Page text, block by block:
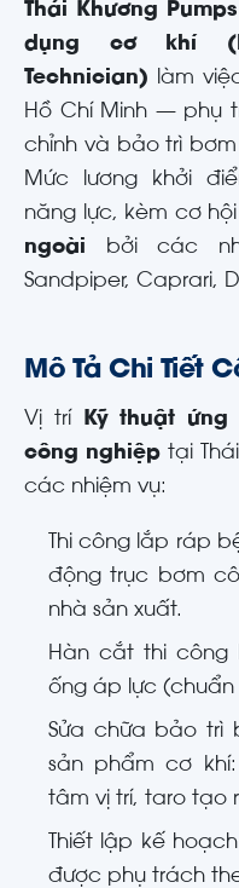
Thái Khương
dụng cơ khí
Technician) làm
Hồ Chí Minh — phụ
chỉnh và bảo trì
Mức lương khởi
năng lực, kèm cơ hội
ngoài bởi các
Sandpiper, Caprari,
Mô Tả Chi Tiết
Vị trí
Kỹ thuật
công nghiệptại
các nhiệm vụ:
Thi công lắp ráp
động trục bơm
nhà sản xuất.
Hàn cắt thi
ống áp lực (chuẩn
Sửa chữa bảo trì
sản phẩm cơ
tâm vị trí, taro tạo
Thiết lập kế
được phụ trách